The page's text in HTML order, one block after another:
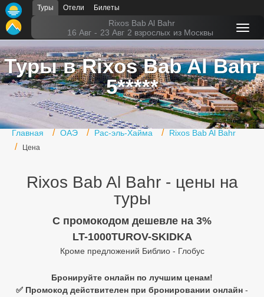
Туры Отели Билеты
Rixos Bab Al Bahr
16 Авг - 23 Авг 2 взрослых из Москвы
Туры в Rixos Bab Al Bahr
5*****
Главная ОАЭ Рас-эль-Хайма Rixos Bab Al Bahr
Цена
Rixos Bab Al Bahr - цены на
туры
C промокодом дешевле на 3%
LT-1000TUROV-SKIDKA
Кроме предложений Библио - Глобус
Бронируйте онлайн по лучшим ценам!
✅ Промокод действителен при бронировании онлайн -
Главная
Горящие туры
Туры в Турцию
Туры в Египет
Туры в ОАЭ
Офис г. Москва
Египет